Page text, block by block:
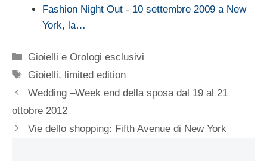
Fashion Night Out - 10 settembre 2009 a New
York, la…
Categorie
Gioielli e Orologi esclusivi
Tag
Gioielli, limited edition
Wedding –Week end della sposa dal 19 al 21
ottobre 2012
Vie dello shopping: Fifth Avenue di New York